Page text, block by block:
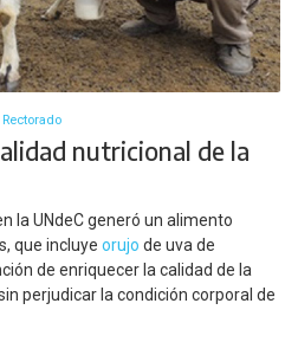
nutricional de la
la UNdeC generó un alimento
que incluye orujo de uva de
de enriquecer la calidad de la
perjudicar la condición corporal de